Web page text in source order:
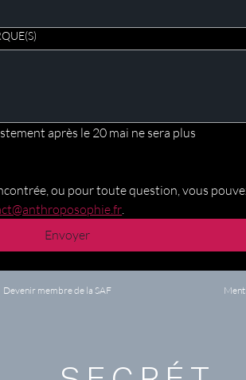
après le 20 mai ne sera plus
ou pour toute question, vous
.
Envoyer
Devenir membre de la SAF